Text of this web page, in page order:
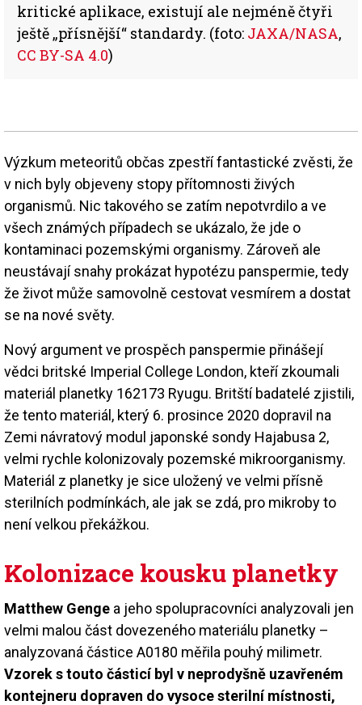
kritické aplikace, existují ale nejméně čtyři
ještě „přísnější“ standardy. (foto: JAXA/NASA,
CC BY-SA 4.0)
Výzkum meteoritů občas zpestří fantastické zvěsti, že
v nich byly objeveny stopy přítomnosti živých
organismů. Nic takového se zatím nepotvrdilo a ve
všech známých případech se ukázalo, že jde o
kontaminaci pozemskými organismy. Zároveň ale
neustávají snahy prokázat hypotézu panspermie, tedy
že život může samovolně cestovat vesmírem a dostat
se na nové světy.
Nový argument ve prospěch panspermie přinášejí
vědci britské Imperial College London, kteří zkoumali
materiál planetky 162173 Ryugu. Britští badatelé zjistili,
že tento materiál, který 6. prosince 2020 dopravil na
Zemi návratový modul japonské sondy Hajabusa 2,
velmi rychle kolonizovaly pozemské mikroorganismy.
Materiál z planetky je sice uložený ve velmi přísně
sterilních podmínkách, ale jak se zdá, pro mikroby to
není velkou překážkou.
Kolonizace kousku planetky
Matthew Genge a jeho spolupracovníci analyzovali jen
velmi malou část dovezeného materiálu planetky –
analyzovaná částice A0180 měřila pouhý milimetr.
Vzorek s touto částicí byl v neprodyšně uzavřeném
kontejneru dopraven do vysoce sterilní místnosti,